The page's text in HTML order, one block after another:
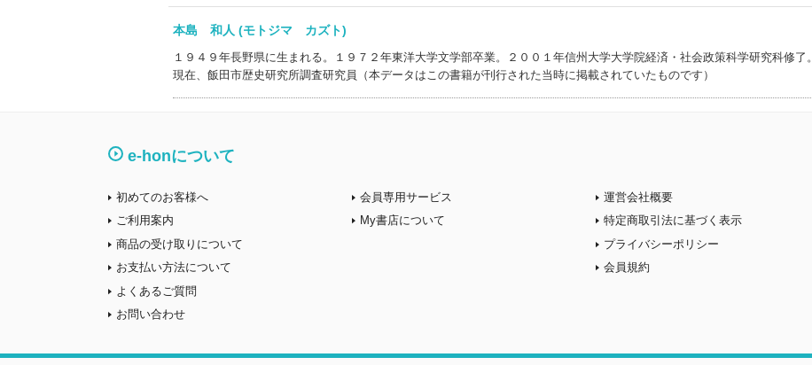
本島 和人 (モトジマ カズト)
１９４９年長野県に生まれる。１９７２年東洋大学文学部卒業。２００１年信州大学大学院経済・社会政策科学研究科修了。
現在、飯田市歴史研究所調査研究員（本データはこの書籍が刊行された当時に掲載されていたものです）
e-honについて
初めてのお客様へ
ご利用案内
商品の受け取りについて
お支払い方法について
よくあるご質問
お問い合わせ
会員専用サービス
My書店について
運営会社概要
特定商取引法に基づく表示
プライバシーポリシー
会員規約